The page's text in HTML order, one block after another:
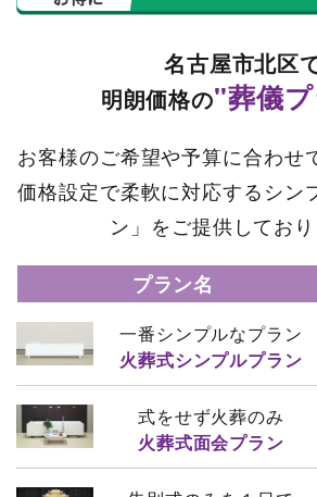
名古屋市北区
明朗価格の"葬儀
お客様のご希望や予算に合わせ
価格設定で柔軟に対応するシン
ン」をご提供しており
プラン名
一番シンプルなプラン
火葬式シンプルプラン
式をせず火葬のみ
火葬式面会プラン